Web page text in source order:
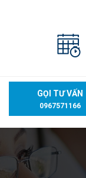
GỌI TƯ VẤN
0967571166